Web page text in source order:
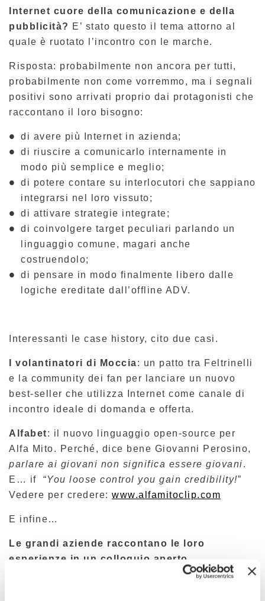
Internet cuore della comunicazione e della
pubblicità? E’ stato questo il tema attorno al
quale è ruotato l’incontro con le marche.
Risposta: probabilmente non ancora per tutti,
probabilmente non come vorremmo, ma i segnali
positivi sono arrivati proprio dai protagonisti che
raccontano il loro bisogno:
di avere più Internet in azienda;
di riuscire a comunicarlo internamente in
modo più semplice e meglio;
di potere contare su interlocutori che sappiano
integrarsi nel loro vissuto;
di attivare strategie integrate;
di coinvolgere target peculiari parlando un
linguaggio comune, magari anche
costruendolo;
di pensare in modo finalmente libero dalle
logiche ereditate dall’offline ADV.
Interessanti le case history, cito due casi.
I volantinatori di Moccia: un patto tra Feltrinelli
e la community dei fan per lanciare un nuovo
best-seller che utilizza Internet come canale di
incontro ideale di domanda e offerta.
Alfabet: il nuovo linguaggio open-source per
Alfa Mito. Perché, dice bene Giovanni Perosino,
parlare ai giovani non significa essere giovani.
E… if “You loose control you gain credibility!”
Vedere per credere: www.alfamitoclip.com
E infine…
Le grandi aziende raccontano le loro
esperienze in un colloquio aperto.
Un dibattito con le aziende che chiude la